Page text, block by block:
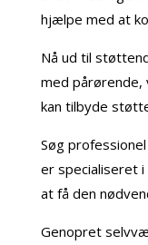
hjælpe med at
Nå ud til
med pårørende,
kan tilbyde
Søg
er specialiseret
at få den
Genopret